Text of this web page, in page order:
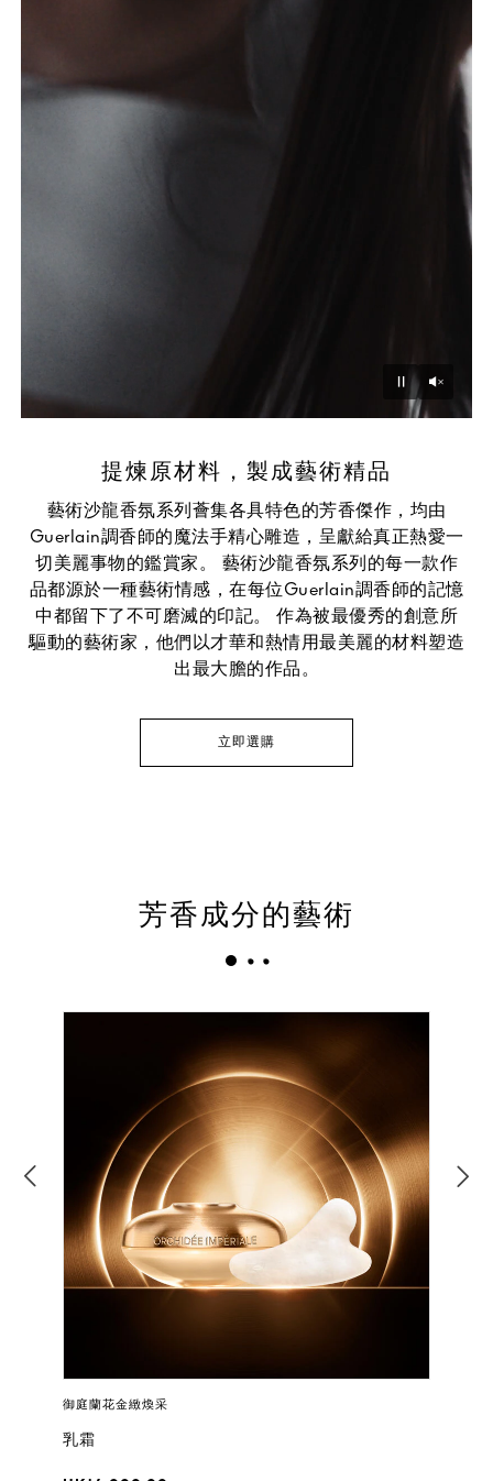
Pause
提煉原材料，製成藝術精品
藝術沙龍香氛系列薈集各具特色的芳香傑作，均由
Guerlain調香師的魔法手精心雕造，呈獻給真正熱愛一
切美麗事物的鑑賞家。 藝術沙龍香氛系列的每一款作
品都源於一種藝術情感，在每位Guerlain調香師的記憶
中都留下了不可磨滅的印記。 作為被最優秀的創意所
驅動的藝術家，他們以才華和熱情用最美麗的材料塑造
出最大膽的作品。
立即選購
芳香成分的藝術
御庭蘭花金緻煥采
乳霜